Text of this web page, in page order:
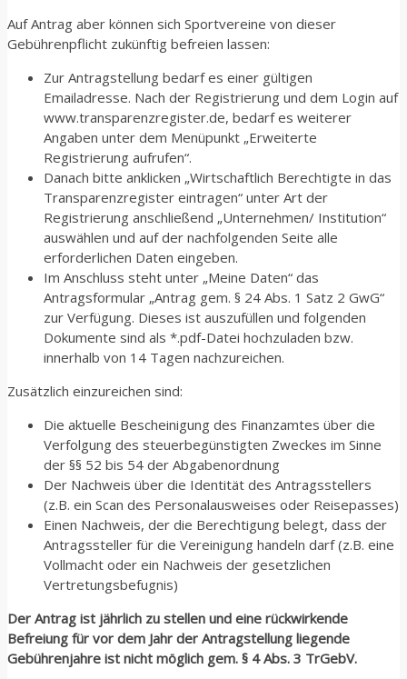
Auf Antrag aber können sich Sportvereine von dieser
Gebührenpflicht zukünftig befreien lassen:
Zur Antragstellung bedarf es einer gültigen
Emailadresse. Nach der Registrierung und dem Login auf
www.transparenzregister.de, bedarf es weiterer
Angaben unter dem Menüpunkt „Erweiterte
Registrierung aufrufen“.
Danach bitte anklicken „Wirtschaftlich Berechtigte in das
Transparenzregister eintragen“ unter Art der
Registrierung anschließend „Unternehmen/ Institution“
auswählen und auf der nachfolgenden Seite alle
erforderlichen Daten eingeben.
Im Anschluss steht unter „Meine Daten“ das
Antragsformular „Antrag gem. § 24 Abs. 1 Satz 2 GwG“
zur Verfügung. Dieses ist auszufüllen und folgenden
Dokumente sind als *.pdf-Datei hochzuladen bzw.
innerhalb von 14 Tagen nachzureichen.
Zusätzlich einzureichen sind:
Die aktuelle Bescheinigung des Finanzamtes über die
Verfolgung des steuerbegünstigten Zweckes im Sinne
der §§ 52 bis 54 der Abgabenordnung
Der Nachweis über die Identität des Antragsstellers
(z.B. ein Scan des Personalausweises oder Reisepasses)
Einen Nachweis, der die Berechtigung belegt, dass der
Antragssteller für die Vereinigung handeln darf (z.B. eine
Vollmacht oder ein Nachweis der gesetzlichen
Vertretungsbefugnis)
Der Antrag ist jährlich zu stellen und eine rückwirkende
Befreiung für vor dem Jahr der Antragstellung liegende
Gebührenjahre ist nicht möglich gem. § 4 Abs. 3 TrGebV.